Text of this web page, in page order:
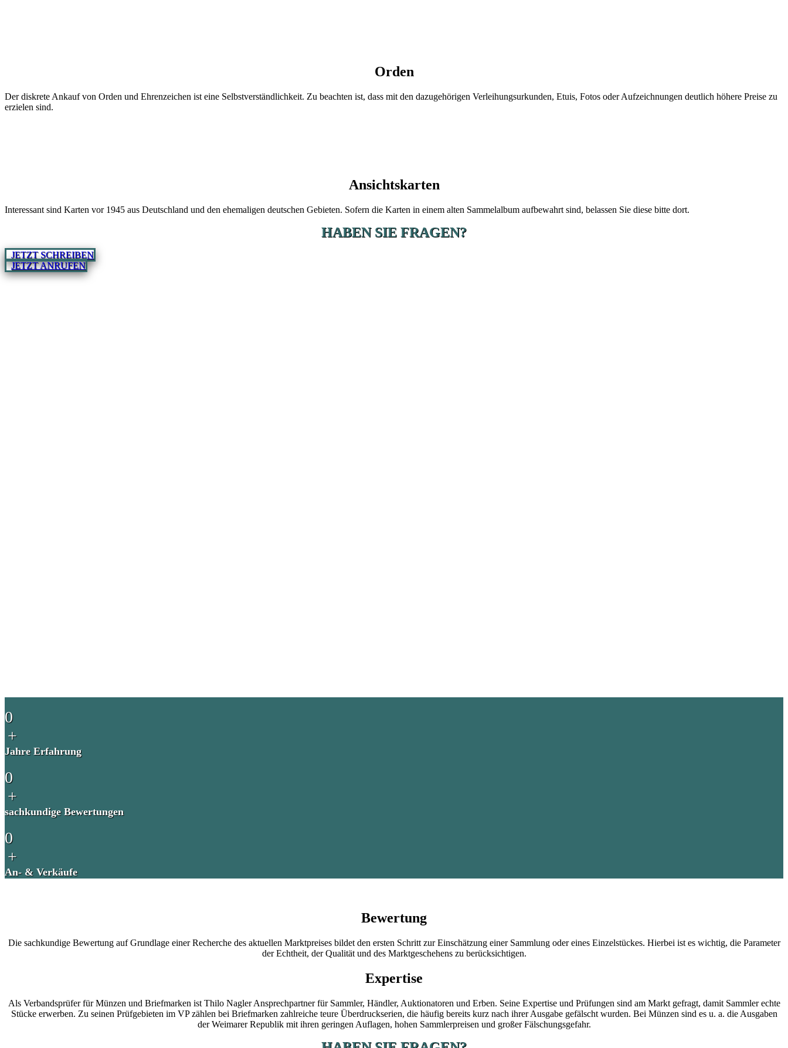
Orden
Der diskrete Ankauf von Orden und Ehrenzeichen ist eine Selbstverständlichkeit. Zu beachten ist, dass mit den dazugehörigen Verleihungsurkunden, Etuis, Fotos oder Aufzeichnungen deutlich höhere Preise zu
erzielen sind.
Ansichtskarten
Interessant sind Karten vor 1945 aus Deutschland und den ehemaligen deutschen Gebieten. Sofern die Karten in einem alten Sammelalbum aufbewahrt sind, belassen Sie diese bitte dort.
HABEN SIE FRAGEN?
JETZT SCHREIBEN
JETZT ANRUFEN
0
+
Jahre Erfahrung
0
+
sachkundige Bewertungen
0
+
An- & Verkäufe
Bewertung
Die sachkundige Bewertung auf Grundlage einer Recherche des aktuellen Marktpreises bildet den ersten Schritt zur Einschätzung einer Sammlung oder eines Einzelstückes. Hierbei ist es wichtig, die Parameter
der Echtheit, der Qualität und des Marktgeschehens zu berücksichtigen.
Expertise
Als Verbandsprüfer für Münzen und Briefmarken ist Thilo Nagler Ansprechpartner für Sammler, Händler, Auktionatoren und Erben. Seine Expertise und Prüfungen sind am Markt gefragt, damit Sammler echte
Stücke erwerben. Zu seinen Prüfgebieten im VP zählen bei Briefmarken zahlreiche teure Überdruckserien, die häufig bereits kurz nach ihrer Ausgabe gefälscht wurden. Bei Münzen sind es u. a. die Ausgaben
der Weimarer Republik mit ihren geringen Auflagen, hohen Sammlerpreisen und großer Fälschungsgefahr.